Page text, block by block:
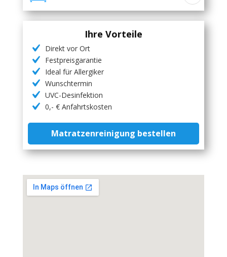
Ihre Vorteile
Direkt vor Ort
Festpreisgarantie
Ideal für Allergiker
Wunschtermin
UVC-Desinfektion
0,- € Anfahrtskosten
Matratzenreinigung bestellen